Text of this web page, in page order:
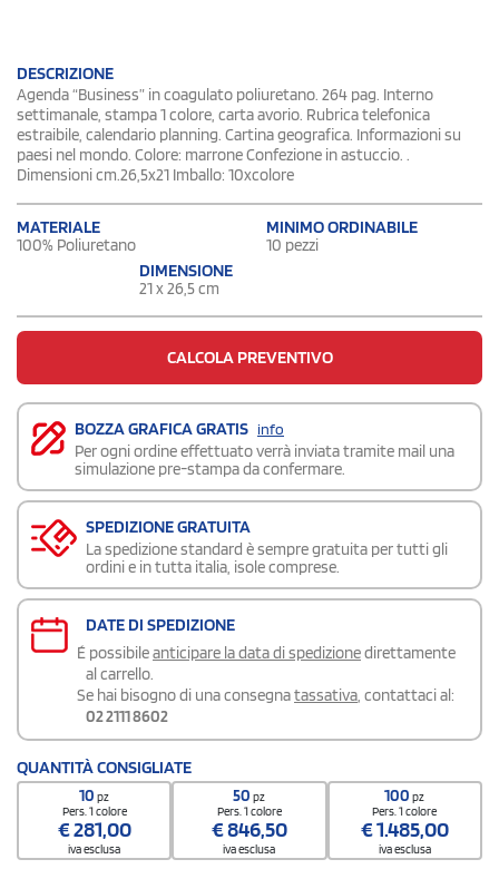
DESCRIZIONE
Agenda “Business” in coagulato poliuretano. 264 pag. Interno
settimanale, stampa 1 colore, carta avorio. Rubrica telefonica
estraibile, calendario planning. Cartina geografica. Informazioni su
paesi nel mondo. Colore: marrone Confezione in astuccio. .
Dimensioni cm.26,5x21 Imballo: 10xcolore
MATERIALE
100% Poliuretano
MINIMO ORDINABILE
10 pezzi
DIMENSIONE
21 x 26,5 cm
CALCOLA PREVENTIVO
BOZZA GRAFICA GRATIS info
Per ogni ordine effettuato verrà inviata tramite mail una
simulazione pre-stampa da confermare.
SPEDIZIONE GRATUITA
La spedizione standard è sempre gratuita per tutti gli
ordini e in tutta italia, isole comprese.
DATE DI SPEDIZIONE
É possibileanticipare la data di spedizionedirettamente
al carrello.
Se hai bisogno di una consegnatassativa, contattaci al:
02 2111 8602
QUANTITÀ CONSIGLIATE
10pz
Pers. 1 colore
€281,00
iva esclusa
50pz
Pers. 1 colore
€846,50
iva esclusa
100pz
Pers. 1 colore
€1.485,00
iva esclusa